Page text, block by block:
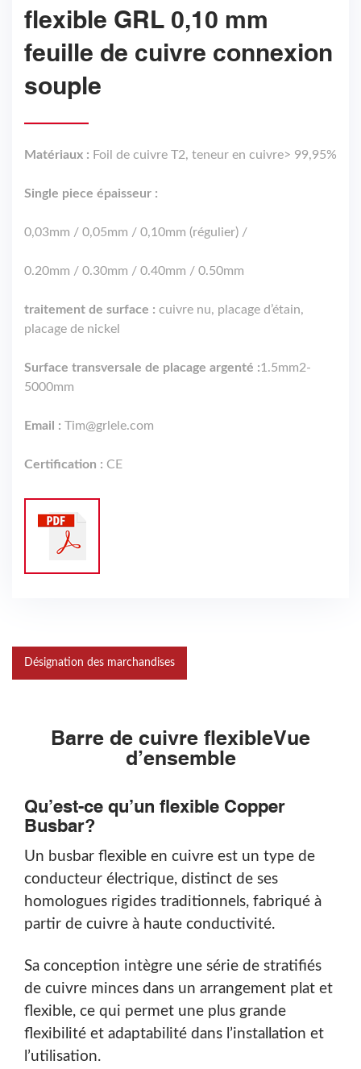
flexible GRL 0,10 mm
feuille de cuivre connexion
souple
Matériaux : Foil de cuivre T2, teneur en cuivre> 99,95%
Single piece épaisseur :
0,03mm / 0,05mm / 0,10mm (régulier) /
0.20mm / 0.30mm / 0.40mm / 0.50mm
traitement de surface : cuivre nu, placage d’étain,
placage de nickel
Surface transversale de placage argenté :1.5mm2-
5000mm
Email : Tim@grlele.com
Certification : CE
Désignation des marchandises
Barre de cuivre flexibleVue
d’ensemble
Qu’est-ce qu’un flexible Copper
Busbar?
Un busbar flexible en cuivre est un type de
conducteur électrique, distinct de ses
homologues rigides traditionnels, fabriqué à
partir de cuivre à haute conductivité.
Sa conception intègre une série de stratifiés
de cuivre minces dans un arrangement plat et
flexible, ce qui permet une plus grande
flexibilité et adaptabilité dans l’installation et
l’utilisation.